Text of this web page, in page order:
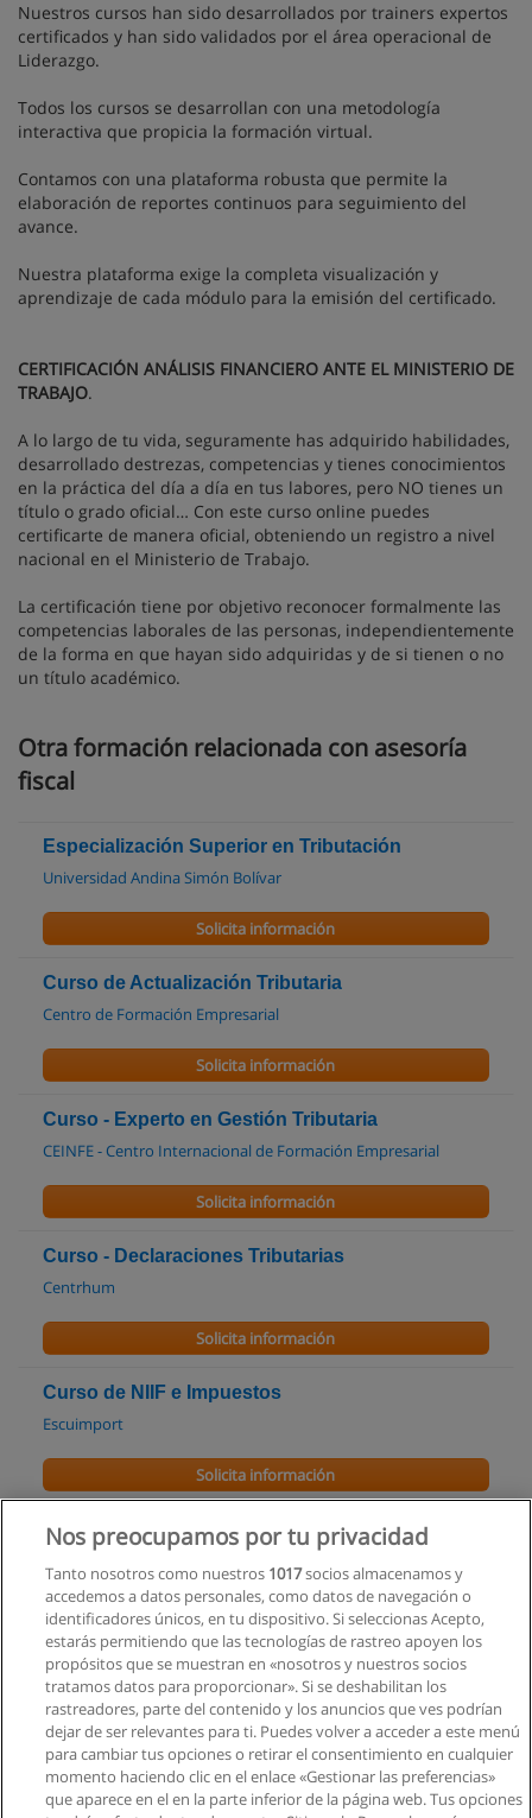
Nuestros cursos han sido desarrollados por trainers expertos
certificados y han sido validados por el área operacional de
Liderazgo.
Todos los cursos se desarrollan con una metodología
interactiva que propicia la formación virtual.
Contamos con una plataforma robusta que permite la
elaboración de reportes continuos para seguimiento del
avance.
Nuestra plataforma exige la completa visualización y
aprendizaje de cada módulo para la emisión del certificado.
CERTIFICACIÓN ANÁLISIS FINANCIERO ANTE EL MINISTERIO DE
TRABAJO.
A lo largo de tu vida, seguramente has adquirido habilidades,
desarrollado destrezas, competencias y tienes conocimientos
en la práctica del día a día en tus labores, pero NO tienes un
título o grado oficial… Con este curso online puedes
certificarte de manera oficial, obteniendo un registro a nivel
nacional en el Ministerio de Trabajo.
La certificación tiene por objetivo reconocer formalmente las
competencias laborales de las personas, independientemente
de la forma en que hayan sido adquiridas y de si tienen o no
un título académico.
Otra formación relacionada con asesoría
fiscal
Especialización Superior en Tributación
Universidad Andina Simón Bolívar
Solicita información
Curso de Actualización Tributaria
Centro de Formación Empresarial
Solicita información
Curso - Experto en Gestión Tributaria
CEINFE - Centro Internacional de Formación Empresarial
Solicita información
Curso - Declaraciones Tributarias
Centrhum
Solicita información
Curso de NIIF e Impuestos
Escuimport
Solicita información
Diplomado - Tributación
Solicita información
Curso Universitario Presencial de Tributación
Fiscal
Universidad Israel
Solicita información
Nos preocupamos por tu privacidad
Tanto nosotros como nuestros 1017socios almacenamos y
accedemos a datos personales, como datos de navegación o
identificadores únicos, en tu dispositivo. Si seleccionas Acepto,
estarás permitiendo que las tecnologías de rastreo apoyen los
propósitos que se muestran en «nosotros y nuestros socios
tratamos datos para proporcionar». Si se deshabilitan los
rastreadores, parte del contenido y los anuncios que ves podrían
dejar de ser relevantes para ti. Puedes volver a acceder a este menú
para cambiar tus opciones o retirar el consentimiento en cualquier
momento haciendo clic en el enlace «Gestionar las preferencias»
que aparece en el en la parte inferior de la página web. Tus opciones